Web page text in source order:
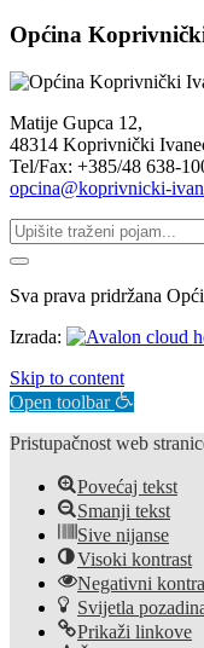
Općina
Matije Gupca 12,
48314 Koprivnički
Tel/Fax: +385/48 638-
opcina@koprivnicki-
Sva prava pridržana
Izrada:
Skip to content
Open toolbar
Pristupačnost web
Povećaj tekst
Smanji tekst
Sive nijanse
Visoki kontrast
Negativni
Svijetla
Prikaži linkove